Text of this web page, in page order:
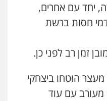
יחד עם אחרים,
חסות ברשת
זמן רב לפני כן.
הוטחו ביצחקי
מעורב עם עוד